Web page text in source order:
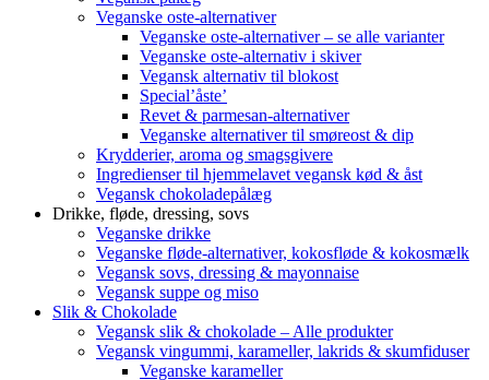
Veganske oste-alternativer
Veganske oste-alternativer – se alle varianter
Veganske oste-alternativ i skiver
Vegansk alternativ til blokost
Special’åste’
Revet & parmesan-alternativer
Veganske alternativer til smøreost & dip
Krydderier, aroma og smagsgivere
Ingredienser til hjemmelavet vegansk kød & åst
Vegansk chokoladepålæg
Drikke, fløde, dressing, sovs
Veganske drikke
Veganske fløde-alternativer, kokosfløde & kokosmælk
Vegansk sovs, dressing & mayonnaise
Vegansk suppe og miso
Slik & Chokolade
Vegansk slik & chokolade – Alle produkter
Vegansk vingummi, karameller, lakrids & skumfiduser
Veganske karameller